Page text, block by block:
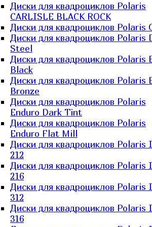
Диски для квадроциклов Polaris
CARLISLE BLACK ROCK
Диски для квадроциклов Polaris
Диски для квадроциклов Polaris
Steel
Диски для квадроциклов Polaris
Black
Диски для квадроциклов Polaris
Bronze
Диски для квадроциклов Polaris
Enduro Dark Tint
Диски для квадроциклов Polaris
Enduro Flat Mill
Диски для квадроциклов Polaris
212
Диски для квадроциклов Polaris
216
Диски для квадроциклов Polaris
312
Диски для квадроциклов Polaris
316